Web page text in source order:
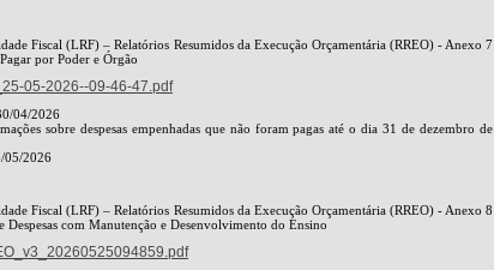
Fiscal (LRF) – Relatórios Resumidos da Execução Orçamentária (RREO) - Anexo 7
por Poder e Órgão
05-2026--09-46-47.pdf
04/2026
sobre despesas empenhadas que não foram pagas até o dia 31 de dezembro de
05/2026
Fiscal (LRF) – Relatórios Resumidos da Execução Orçamentária (RREO) - Anexo 8
Despesas com Manutenção e Desenvolvimento do Ensino